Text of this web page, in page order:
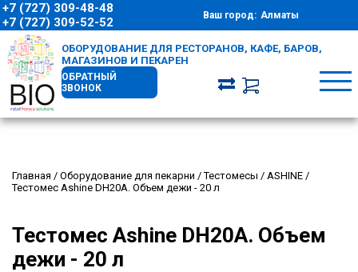
+7 (727) 309-48-48
+7 (727) 309-52-52
Ваш город: Алматы
ОБОРУДОВАНИЕ ДЛЯ РЕСТОРАНОВ, КАФЕ, БАРОВ,
МАГАЗИНОВ И ПЕКАРЕН
ОБРАТНЫЙ
ЗВОНОК
Главная / Оборудование для пекарни /Тестомесы / ASHINE /
Тестомес Ashine DH20А. Объем дежи - 20 л
Тестомес Ashine DH20А. Объем
дежи - 20 л